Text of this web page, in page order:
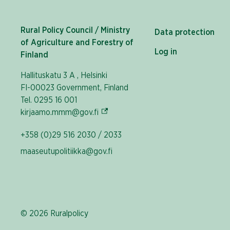
Rural Policy Council / Ministry
of Agriculture and Forestry of
Finland
Hallituskatu 3 A , Helsinki
FI-00023 Government, Finland
Tel. 0295 16 001
kirjaamo.mmm@gov.fi (External link)
+358 (0)29 516 2030 / 2033
maaseutupolitiikka@gov.fi
Data protection
Log in
© 2026 Ruralpolicy